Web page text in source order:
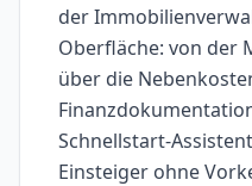
der
Oberfläche: von der
über die
Schnellstart-
Einsteiger ohne